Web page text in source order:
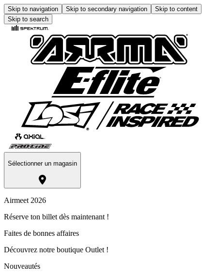
Skip to navigation Skip to secondary navigation
Skip to content
Skip to search
Sélectionner un magasin
Airmeet 2026
Réserve ton billet dès maintenant !
Faites de bonnes affaires
Découvrez notre boutique Outlet !
Nouveautés